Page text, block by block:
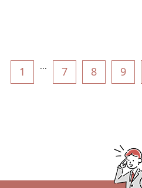
1 ... 7 8 9